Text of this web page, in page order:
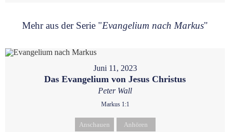
Mehr aus der Serie "Evangelium nach Markus"
Juni 11, 2023
Das Evangelium von Jesus Christus
Peter Wall
Markus 1:1
Anschauen Anhören